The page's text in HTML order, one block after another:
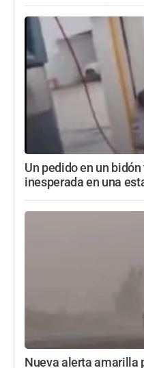
Un pedido en un
inesperada en una
Nueva alerta amarilla